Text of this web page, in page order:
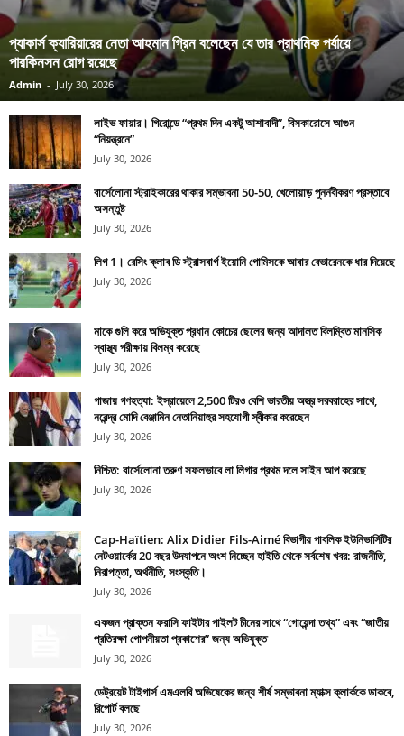
প্যাকার্স ক্যারিয়ারের নেতা আহমান গ্রিন বলেছেন যে তার প্রাথমিক পর্যায়ে
পারকিনসন রোগ রয়েছে
Admin - July 30, 2026
লাইভ ফায়ার। গিরোন্ডে “প্রথম দিন একটু আশাবাদী”, বিসকারোসে আগুন
“নিয়ন্ত্রনে”
July 30, 2026
বার্সেলোনা স্ট্রাইকারের থাকার সম্ভাবনা 50-50, খেলোয়াড় পুনর্নবীকরণ প্রস্তাবে
অসন্তুষ্ট
July 30, 2026
লিগ 1। রেসিং ক্লাব ডি স্ট্রাসবার্গ ইয়োনি গোমিসকে আবার বেভারেনকে ধার দিয়েছে
July 30, 2026
মাকে গুলি করে অভিযুক্ত প্রধান কোচের ছেলের জন্য আদালত বিলম্বিত মানসিক
স্বাস্থ্য পরীক্ষায় বিলম্ব করেছে
July 30, 2026
গাজায় গণহত্যা: ইস্রায়েলে 2,500 টিরও বেশি ভারতীয় অস্ত্র সরবরাহের সাথে,
নরেন্দ্র মোদি বেঞ্জামিন নেতানিয়াহুর সহযোগী স্বীকার করেছেন
July 30, 2026
নিশ্চিত: বার্সেলোনা তরুণ সফলভাবে লা লিগার প্রথম দলে সাইন আপ করেছে
July 30, 2026
Cap-Haïtien: Alix Didier Fils-Aimé বিভাগীয় পাবলিক ইউনিভার্সিটির
নেটওয়ার্কের 20 বছর উদযাপনে অংশ নিচ্ছেন হাইতি থেকে সর্বশেষ খবর: রাজনীতি,
নিরাপত্তা, অর্থনীতি, সংস্কৃতি।
July 30, 2026
একজন প্রাক্তন ফরাসি ফাইটার পাইলট চীনের সাথে “গোয়েন্দা তথ্য” এবং “জাতীয়
প্রতিরক্ষা গোপনীয়তা প্রকাশের” জন্য অভিযুক্ত
July 30, 2026
ডেট্রয়েট টাইগার্স এমএলবি অভিষেকের জন্য শীর্ষ সম্ভাবনা ম্যাক্স ক্লার্ককে ডাকবে,
রিপোর্ট বলছে
July 30, 2026